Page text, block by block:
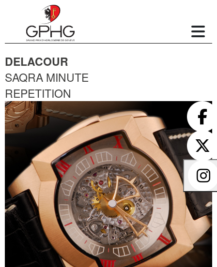
DELACOUR
SAQRA MINUTE
REPETITION